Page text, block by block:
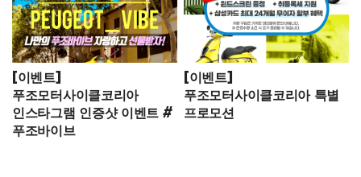
[이벤트]
푸조모터사이클코리아
인스타그램 인증샷 이벤트 #
푸조바이브
[이벤트]
푸조모터사이클코리아 특별
프로모션